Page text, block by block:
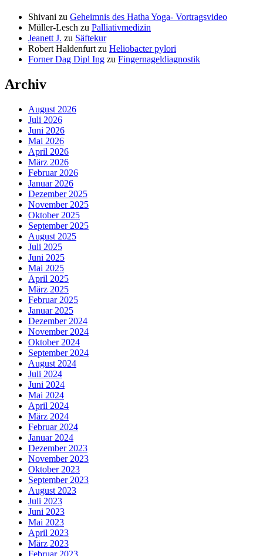
Shivani zu Geheimnis des Hatha Yoga- Vortragsvideo
Müller-Lesch zu Palliativmedizin
Jeanett J. zu Säftekur
Robert Haldenfurt zu Heliobacter pylori
Forner Dag Dipl Ing zu Fingernageldiagnostik
Archiv
August 2026
Juli 2026
Juni 2026
Mai 2026
April 2026
März 2026
Februar 2026
Januar 2026
Dezember 2025
November 2025
Oktober 2025
September 2025
August 2025
Juli 2025
Juni 2025
Mai 2025
April 2025
März 2025
Februar 2025
Januar 2025
Dezember 2024
November 2024
Oktober 2024
September 2024
August 2024
Juli 2024
Juni 2024
Mai 2024
April 2024
März 2024
Februar 2024
Januar 2024
Dezember 2023
November 2023
Oktober 2023
September 2023
August 2023
Juli 2023
Juni 2023
Mai 2023
April 2023
März 2023
Februar 2023